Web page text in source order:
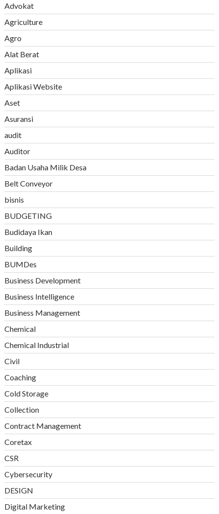
Advokat
Agriculture
Agro
Alat Berat
Aplikasi
Aplikasi Website
Aset
Asuransi
audit
Auditor
Badan Usaha Milik Desa
Belt Conveyor
bisnis
BUDGETING
Budidaya Ikan
Building
BUMDes
Business Development
Business Intelligence
Business Management
Chemical
Chemical Industrial
Civil
Coaching
Cold Storage
Collection
Contract Management
Coretax
CSR
Cybersecurity
DESIGN
Digital Marketing